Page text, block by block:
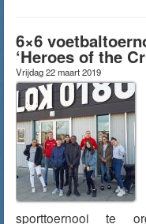
6×6
‘Heroes of the
Vrijdag 22 maart 2019
sporttoernooi te